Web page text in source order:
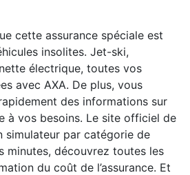
cette assurance spéciale est
insolites. Jet-ski,
électrique, toutes vos
avec AXA. De plus, vous
des informations sur
à vos besoins. Le site officiel de
simulateur par catégorie de
minutes, découvrez toutes les
du coût de l’assurance. Et